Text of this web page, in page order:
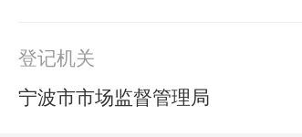
登记机关
宁波市市场监督管理局